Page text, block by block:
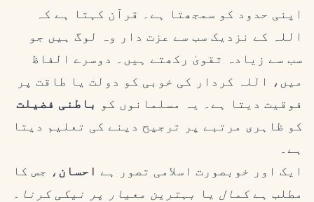
اپنی حدود کو سمجھتا ہے۔ قرآن کہتا ہے کہ
اللہ کے نزدیک سب سے عزت دار وہ لوگ ہیں جو
سب سے زیادہ تقویٰ رکھتے ہیں۔ دوسرے الفاظ
میں، اللہ کردار کی خوبی کو دولت یا طاقت پر
فوقیت دیتا ہے۔ یہ مسلمانوں کو باطنی فضیلت
کو ظاہری مرتبے پر ترجیح دینے کی تعلیم دیتا
ہے۔
ایک اور خوبصورت اسلامی تصور ہے احسان ، جس کا
مطلب ہے کمال یا بہترین معیار پر نیکی کرنا ۔